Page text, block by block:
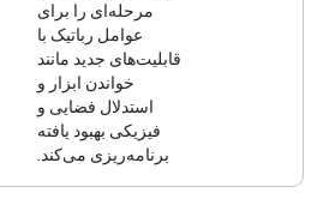
مرحله‌ای را برای
عوامل رباتیک با
قابلیت‌های جدید مانند
خواندن ابزار و
استدلال فضایی و
فیزیکی بهبود یافته
برنامه‌ریزی می‌کند.